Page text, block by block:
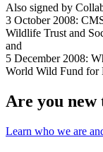
Also signed by
3 October 2008:
Wildlife Trust and
and
5 December 2008:
World Wild Fund for
Are you new
Learn who we are